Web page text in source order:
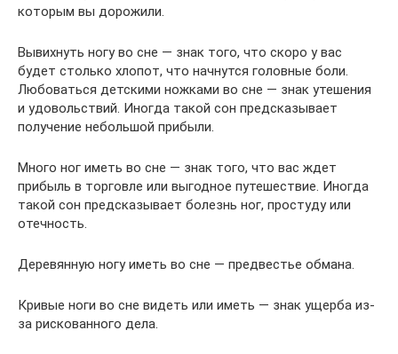
которым вы дорожили.
Вывихнуть ногу во сне — знак того, что скоро у вас
будет столько хлопот, что начнутся головные боли.
Любоваться детскими ножками во сне — знак утешения
и удовольствий. Иногда такой сон предсказывает
получение небольшой прибыли.
Много ног иметь во сне — знак того, что вас ждет
прибыль в торговле или выгодное путешествие. Иногда
такой сон предсказывает болезнь ног, простуду или
отечность.
Деревянную ногу иметь во сне — предвестье обмана.
Кривые ноги во сне видеть или иметь — знак ущерба из-
за рискованного дела.